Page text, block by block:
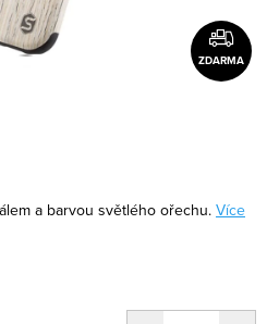
ZDARMA
a barvou světlého ořechu. Více